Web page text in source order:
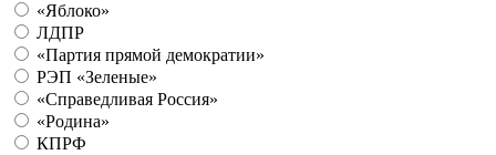
«Яблоко»
ЛДПР
«Партия прямой демократии»
РЭП «Зеленые»
«Справедливая Россия»
«Родина»
КПРФ